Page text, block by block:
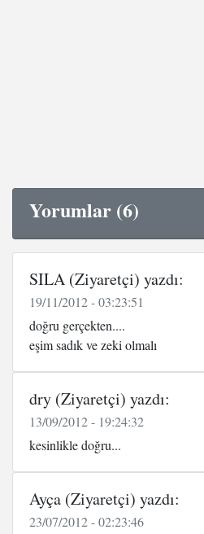
Yorumlar (6)
SILA (Ziyaretçi) yazdı:
19/11/2012 - 03:23:51
doğru gerçekten....
eşim sadık ve zeki olmalı
dry (Ziyaretçi) yazdı:
13/09/2012 - 19:24:32
kesinlikle doğru...
Ayça (Ziyaretçi) yazdı:
23/07/2012 - 02:23:46